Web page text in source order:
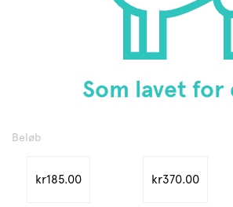
Som lavet for
Beløb
kr185.00 kr370.00